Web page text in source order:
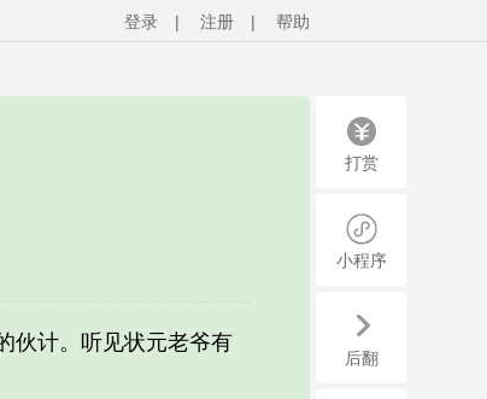
登录 | 注册 | 帮助
伙计。听见状元老爷有
打赏
小程序
后翻